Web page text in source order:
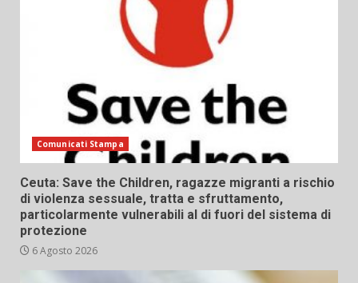
Comunicati Stampa
Ceuta: Save the Children, ragazze migranti a rischio
di violenza sessuale, tratta e sfruttamento,
particolarmente vulnerabili al di fuori del sistema di
protezione
6 Agosto 2026